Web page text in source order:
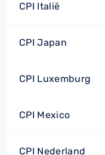
CPI Italië
CPI Japan
CPI Luxemburg
CPI Mexico
CPI Nederland